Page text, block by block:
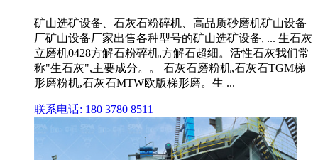
矿山选矿设备、石灰石粉碎机、高品质砂磨机矿山设备
厂矿山设备厂家出售各种型号的矿山选矿设备, ... 生石灰
立磨机0428方解石粉碎机,方解石超细。活性石灰我们常
称"生石灰",主要成分。。 石灰石磨粉机,石灰石TGM梯
形磨粉机,石灰石MTW欧版梯形磨。生 ...
联系电话: 180 3780 8511